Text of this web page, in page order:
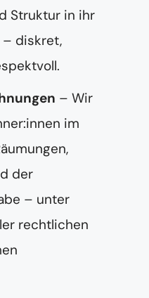
Struktur in ihr
– diskret,
– Wir
im
der
– unter
rechtlichen